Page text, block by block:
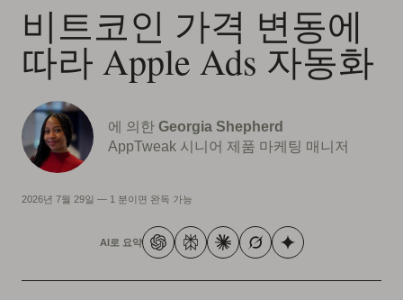
비트코인 가격 변동에
따라 Apple Ads 자동화
에 의한 Georgia Shepherd
AppTweak 시니어 제품 마케팅 매니저
2026년 7월 29일 — 1 분이면 완독 가능
AI로 요약